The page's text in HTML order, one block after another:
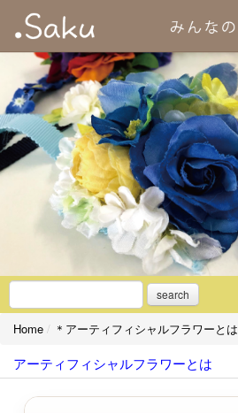
search
＊初めての方へ
＊アーティフィシャルフラワーとは
＊dotSakuデザインメニュー
Home / ＊アーティフィシャルフラワーとは
アーティフィシャルフラワーとは